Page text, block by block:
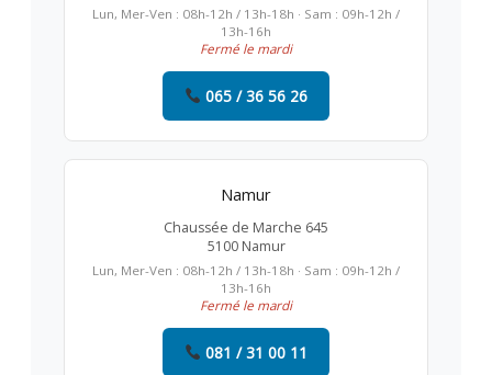
Lun, Mer-Ven : 08h-12h / 13h-18h · Sam : 09h-12h /
13h-16h
Fermé le mardi
065 / 36 56 26
Namur
Chaussée de Marche 645
5100 Namur
Lun, Mer-Ven : 08h-12h / 13h-18h · Sam : 09h-12h /
13h-16h
Fermé le mardi
081 / 31 00 11